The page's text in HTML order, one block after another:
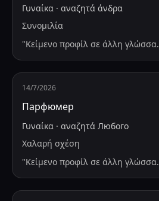
Γυναίκα · αναζητά άνδρα
Συνομιλία
"Κείμενο προφίλ σε άλλη γλώσσα.
14/7/2026
Парфюмер
Γυναίκα · αναζητά Любого
Χαλαρή σχέση
"Κείμενο προφίλ σε άλλη γλώσσα.